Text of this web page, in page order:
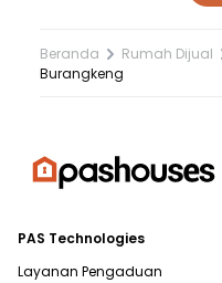
Beranda Rumah Dijual
Burangkeng
PAS Technologies
Layanan Pengaduan